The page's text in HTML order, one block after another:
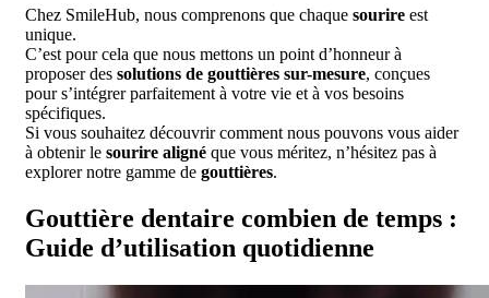
Chez SmileHub, nous comprenons que chaque sourire est
unique.
C’est pour cela que nous mettons un point d’honneur à
proposer des solutions de gouttières sur-mesure, conçues
pour s’intégrer parfaitement à votre vie et à vos besoins
spécifiques.
Si vous souhaitez découvrir comment nous pouvons vous aider
à obtenir le sourire aligné que vous méritez, n’hésitez pas à
explorer notre gamme de gouttières.
Gouttière dentaire combien de temps :
Guide d’utilisation quotidienne